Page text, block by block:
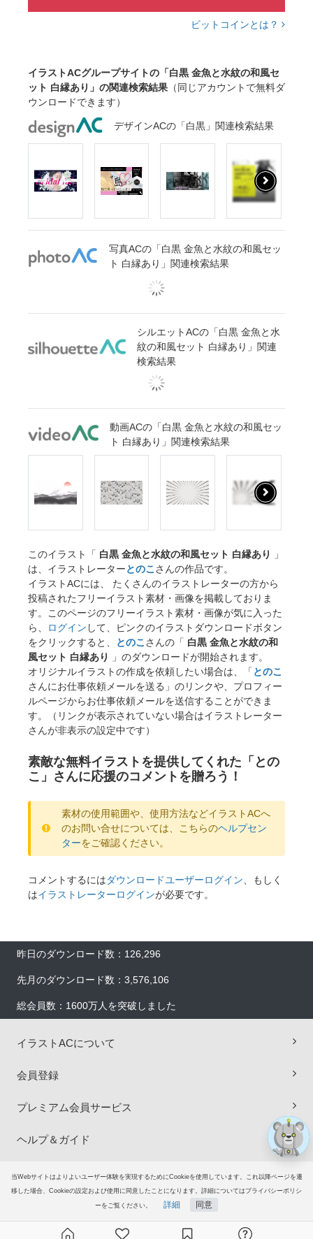
当Webサイトはよりよいユーザー体験を実現するためにCookieを使用しています。これ以降ページを遷
移した場合、Cookieの設定および使用に同意したことになります。詳細についてはプライバシーポリシ
ーをご覧ください。 詳細 同意
ビットコインとは？
イラストACグループサイトの「白黒 金魚と水紋の和風セ
ット 白縁あり」の関連検索結果 （同じアカウントで無料ダ
ウンロードできます）
デザインACの「白黒」関連検索結果
写真ACの「白黒 金魚と水紋の和風セッ
ト 白縁あり」関連検索結果
シルエットACの「白黒 金魚と水
紋の和風セット 白縁あり」関連
検索結果
動画ACの「白黒 金魚と水紋の和風セッ
ト 白縁あり」関連検索結果
このイラスト「 白黒 金魚と水紋の和風セット 白縁あり
」
は、イラストレーターとのこ さんの作品です。
イラストACには、 たくさんのイラストレーターの方から
投稿されたフリーイラスト素材・画像を掲載しておりま
す。このページのフリーイラスト素材・画像が気に入った
ら、
ログイン して、ピンクのイラストダウンロードボタン
をクリックすると、
とのこ さんの「 白黒 金魚と水紋の和
風セット 白縁あり
」のダウンロードが開始されます。
オリジナルイラストの作成を依頼したい場合は、「 とのこ
さんにお仕事依頼メールを送る」のリンクや、プロフィー
ルページからお仕事依頼メールを送信することができま
す。（リンクが表示されていない場合はイラストレーター
さんが非表示の設定中です）
素敵な無料イラストを提供してくれた「との
こ」さんに応援のコメントを贈ろう！
素材の使用範囲や、使用方法などイラストACへ
のお問い合せについては、こちらのヘルプセン
ターをご確認ください。
コメントするにはダウンロードユーザーログイン 、もしく
はイラストレーターログインが必要です。
昨日のダウンロード数：126,296
先月のダウンロード数：3,576,106
総会員数：1600万人を突破しました
イラストACについて
会員登録
プレミアム会員サービス
ヘルプ＆ガイド
グループサイト
ご意見・ご要望
© 2006-2026 イラストAC